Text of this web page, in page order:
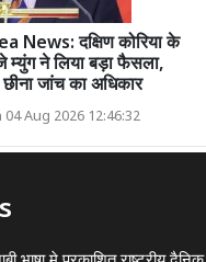
News: दक्षिण कोरिया के
म्युंग ने लिया बड़ा फैसला,
जांच का अधिकार
Aug 2026 12:46:32